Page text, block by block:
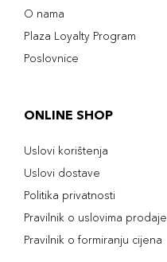
O nama
Plaza Loyalty Program
Poslovnice
ONLINE SHOP
Uslovi korištenja
Uslovi dostave
Politika privatnosti
Pravilnik o uslovima prodaje
Pravilnik o formiranju cijena